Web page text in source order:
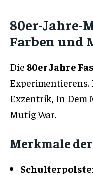
80er-Jahre-
Farben und
Die 80er Jahre
Experimentierens.
Exzentrik, In Dem
Mutig War.
Merkmale